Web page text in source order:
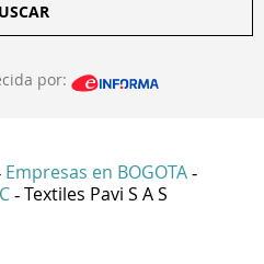
por:
Empresas en BOGOTA -
- Textiles Pavi S A S